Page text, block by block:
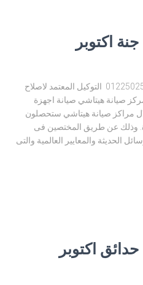
اكتوبر
مركز صيانة هيتاشي جنة اكتوبر01225025360 التوكيل المعتمد لاصلاح
صيانة هيتاشي صيانة اجهزة
مراكز صيانة هيتاشي ستحصلون
وذلك عن طريق المختصين فى
الحديثة والمعايير العالمية والتى
اكتوبر